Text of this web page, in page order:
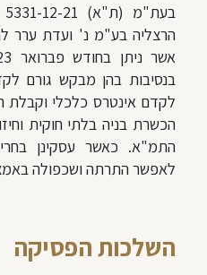
הרצליה בע"מ נ' ועדת ערר
בנסיבות בהן מבקש גורם
לקדם אינטרס כלכלי וקבלת
הכשרת בניה בלתי חוקית
התמ"א. כאשר עסקינן
לאפשר התרתה ושכפולה
השלכות הפסיקה